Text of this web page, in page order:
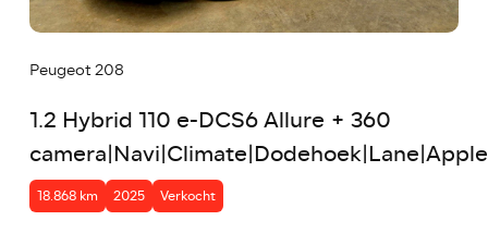
Peugeot 208
1.2 Hybrid 110 e-DCS6 Allure + 360
18.868 km 2025 Verkocht